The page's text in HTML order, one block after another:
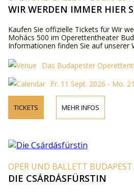
WIR WERDEN IMMER HIER
Kaufen Sie offizielle Tickets für Wir
Mohács 500 im Operettentheater
Informationen finden Sie auf unserer
Das Budapester
Fr. 11 Sept. 2026 - Mo.
TICKETS MEHR INFOS
OPER UND BALLETT BUDAPEST
DIE CSÁRDÁSFÜRSTIN